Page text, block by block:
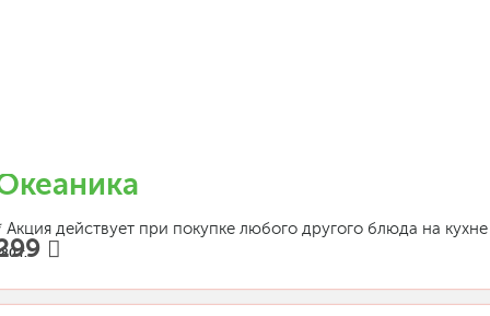
Акция действует при покупке любого другого блюда на кухне
г.